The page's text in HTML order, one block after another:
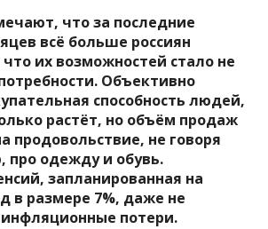
что за последние
всё больше россиян
их возможностей стало не
Объективно
способность людей,
растёт, но объём продаж
продовольствие, не говоря
про одежду и обувь.
запланированная на
в размере 7%, даже не
потери.